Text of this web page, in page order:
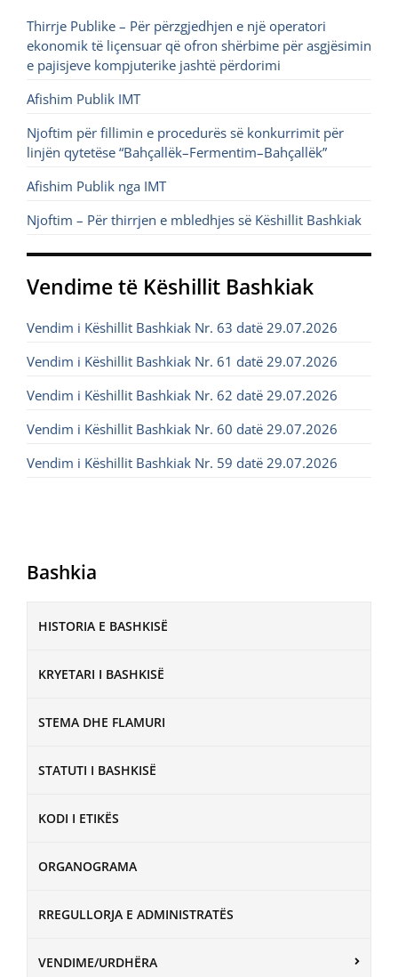
Bashkia
HISTORIA E BASHKISË
KRYETARI I BASHKISË
STEMA DHE FLAMURI
STATUTI I BASHKISË
KODI I ETIKËS
ORGANOGRAMA
RREGULLORJA E ADMINISTRATËS
VENDIME/URDHËRA
Thirrje Publike – Për përzgjedhjen e një operatori
ekonomik të liçensuar që ofron shërbime për asgjësimin
e pajisjeve kompjuterike jashtë përdorimi
Afishim Publik IMT
Njoftim për fillimin e procedurës së konkurrimit për
linjën qytetëse “Bahçallëk–Fermentim–Bahçallëk”
Afishim Publik nga IMT
Njoftim – Për thirrjen e mbledhjes së Këshillit Bashkiak
Vendime të Këshillit Bashkiak
Vendim i Këshillit Bashkiak Nr. 63 datë 29.07.2026
Vendim i Këshillit Bashkiak Nr. 61 datë 29.07.2026
Vendim i Këshillit Bashkiak Nr. 62 datë 29.07.2026
Vendim i Këshillit Bashkiak Nr. 60 datë 29.07.2026
Vendim i Këshillit Bashkiak Nr. 59 datë 29.07.2026